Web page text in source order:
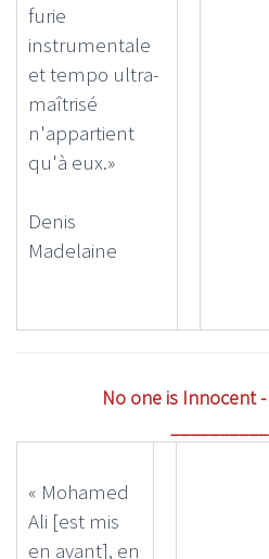
furie
instrumentale
et tempo ultra-
maîtrisé
n'appartient
qu'à eux.»
Denis
Madelaine
No one is Innocent -
« Mohamed
Ali [est mis
en avant], en